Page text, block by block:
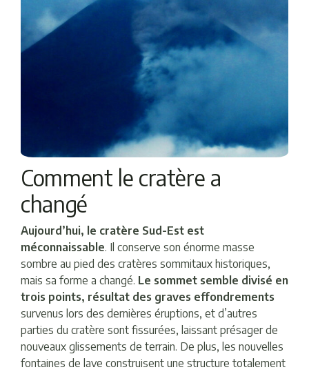
Comment le cratère a
changé
Aujourd’hui, le cratère Sud-Est est
méconnaissable. Il conserve son énorme masse
sombre au pied des cratères sommitaux historiques,
mais sa forme a changé. Le sommet semble divisé en
trois points, résultat des graves effondrements
survenus lors des dernières éruptions, et d’autres
parties du cratère sont fissurées, laissant présager de
nouveaux glissements de terrain. De plus, les nouvelles
fontaines de lave construisent une structure totalement